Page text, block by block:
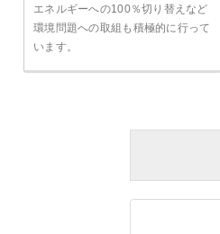
エネルギーへの100％切り替えなど
環境問題への取組も積極的に行って
います。